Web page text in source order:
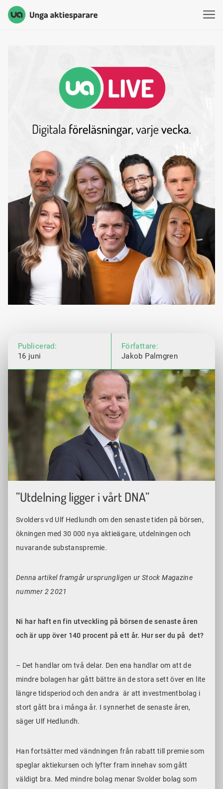
Unga Aktiesparare
Publicerad:
16 juni
Författare:
Jakob Palmgren
”Utdelning ligger i vårt DNA”
Svolders vd Ulf Hedlundh om den senaste tiden på börsen,
ökningen med 30 000 nya aktieägare, utdelningen och
nuvarande substanspremie.
Denna artikel framgår ursprungligen ur Stock Magazine
nummer 2 2021
Ni har haft en fin utveckling på börsen de senaste åren
och är upp över 140 procent på ett år. Hur ser du på det?
– Det handlar om två delar. Den ena handlar om att de
mindre bolagen har gått bättre än de stora sett över en lite
längre tidsperiod och den andra är att investmentbolag i
stort gått bra i många år. I synnerhet de senaste åren,
säger Ulf Hedlundh.
Han fortsätter med vändningen från rabatt till premie som
speglar aktiekursen och lyfter fram innehav som gått
väldigt bra. Med mindre bolag menar Svolder bolag som